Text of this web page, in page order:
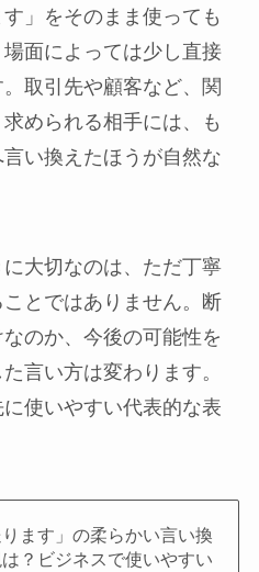
」をそのまま使っても
面によっては少し直接
取引先や顧客など、関
められる相手には、も
い換えたほうが自然な
大切なのは、ただ丁寧
とではありません。断
のか、今後の可能性を
言い方は変わります。
使いやすい代表的な表
ります」の柔らかい言い換
は？ビジネスで使いやすい